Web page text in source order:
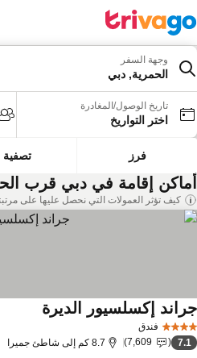
وجهة السفر
الحمرية, دبي
تاريخ الوصول/المغادرة
اختر التواريخ
فرز تصفية
إقامة في دبي قرب
كيف تؤثر العمولات التي نحصل عليها على
فندق
إكسلسيور الديرةمشاهدة
7.1
7,609 8.7 كم إلى شاطئ جميرا